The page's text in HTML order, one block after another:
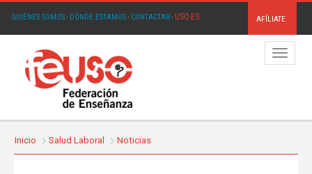
QUIÉNES SOMOS· DÓNDE ESTAMOS· CONTACTAR· USO.ES AFÍLIATE
Menú
Inicio Salud Laboral Noticias